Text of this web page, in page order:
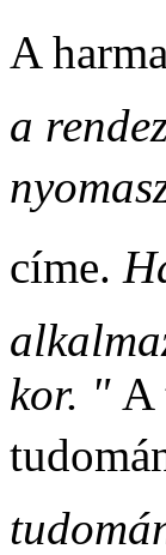
A
a
címe.
kor. " A